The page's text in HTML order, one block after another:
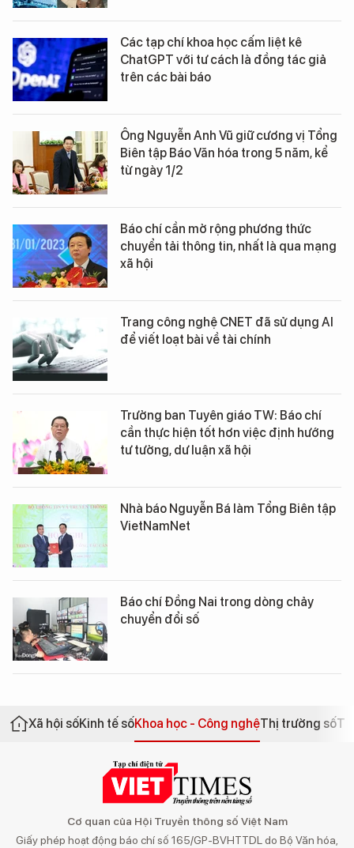
Các tạp chí khoa học cấm liệt kê
ChatGPT với tư cách là đồng tác giả
trên các bài báo
Ông Nguyễn Anh Vũ giữ cương vị Tổng
Biên tập Báo Văn hóa trong 5 năm, kể
từ ngày 1/2
Báo chí cần mở rộng phương thức
chuyển tải thông tin, nhất là qua mạng
xã hội
Trang công nghệ CNET đã sử dụng AI
để viết loạt bài về tài chính
Trưởng ban Tuyên giáo TW: Báo chí
cần thực hiện tốt hơn việc định hướng
tư tưởng, dư luận xã hội
Nhà báo Nguyễn Bá làm Tổng Biên tập
VietNamNet
Báo chí Đồng Nai trong dòng chảy
chuyển đổi số
Xã hội sốKinh tế sốKhoa học - Công nghệThị trường số
Cơ quan của Hội Truyền thông số Việt Nam
Giấy phép hoạt động báo chí số 165/GP-BVHTTDL do Bộ Văn hóa,